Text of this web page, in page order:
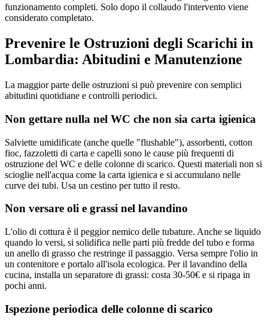
funzionamento completi. Solo dopo il collaudo l'intervento viene
considerato completato.
Prevenire le Ostruzioni degli Scarichi in
Lombardia: Abitudini e Manutenzione
La maggior parte delle ostruzioni si può prevenire con semplici
abitudini quotidiane e controlli periodici.
Non gettare nulla nel WC che non sia carta igienica
Salviette umidificate (anche quelle "flushable"), assorbenti, cotton
fioc, fazzoletti di carta e capelli sono le cause più frequenti di
ostruzione del WC e delle colonne di scarico. Questi materiali non si
scioglie nell'acqua come la carta igienica e si accumulano nelle
curve dei tubi. Usa un cestino per tutto il resto.
Non versare oli e grassi nel lavandino
L'olio di cottura è il peggior nemico delle tubature. Anche se liquido
quando lo versi, si solidifica nelle parti più fredde del tubo e forma
un anello di grasso che restringe il passaggio. Versa sempre l'olio in
un contenitore e portalo all'isola ecologica. Per il lavandino della
cucina, installa un separatore di grassi: costa 30-50€ e si ripaga in
pochi anni.
Ispezione periodica delle colonne di scarico